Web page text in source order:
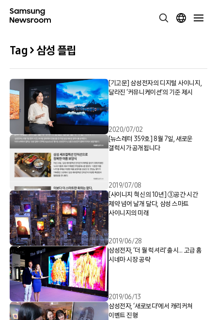
Tag > 삼성 플립
[기고문] 삼성전자의 디지털 사이니지,
달라진 ‘커뮤니케이션’의 기준 제시
2020/07/02
[뉴스레터 359호] 8월 7일, 새로운
갤럭시가 공개됩니다
2019/07/08
[사이니지 혁신의 10년] ③공간·시간
제약 넘어 날개 달다, 삼성 스마트
사이니지의 미래
2019/06/28
삼성전자, ‘더 월 럭셔리’ 출시… 고급 홈
시네마 시장 공략
2019/06/13
삼성전자, ‘새로보다’에서 캐리커쳐
이벤트 진행